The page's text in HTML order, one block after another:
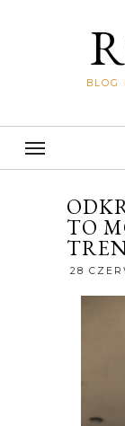
BLOG
TO
28